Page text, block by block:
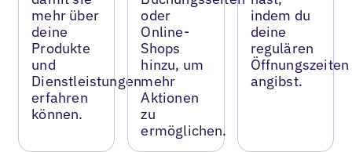
mehr über
deine
Produkte
und
Dienstleistungen
erfahren
können.
oder
Online-
Shops
hinzu, um
mehr
Aktionen
zu
ermöglichen.
indem du
deine
regulären
Öffnungszeiten
angibst.